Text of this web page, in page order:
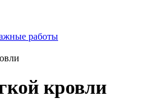
работы
кровли